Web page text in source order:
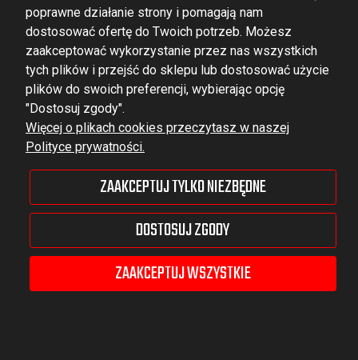
DOMINATOR GROUP Sp. z o.o.
Ludowa 59, 43-514 Kaniów,
POLAND
VAT ID No.: 6521751083
dominator@dominator.pl
© Copyright 2022 | Dominator Group Sp. z o. o.
poprawne działanie strony i pomagają nam
dostosować ofertę do Twoich potrzeb. Możesz
zaakceptować wykorzystanie przez nas wszystkich
tych plików i przejść do sklepu lub dostosować użycie
plików do swoich preferencji, wybierając opcję
"Dostosuj zgody".
Więcej o plikach cookies przeczytasz w naszej
Polityce prywatności.
ZAAKCEPTUJ TYLKO NIEZBĘDNE
DOSTOSUJ ZGODY
ZAAKCEPTUJ WSZYSTKIE